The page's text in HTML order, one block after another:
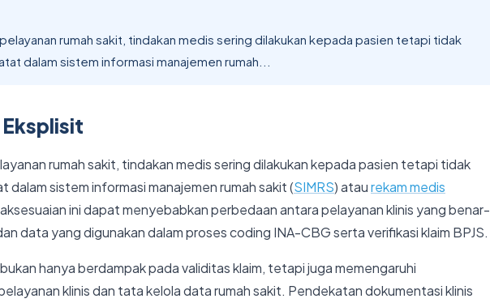
rumah sakit, tindakan medis sering dilakukan kepada pasien tetapi tidak
dalam sistem informasi manajemen rumah...
Eksplisit
rumah sakit, tindakan medis sering dilakukan kepada pasien tetapi tidak
dalam sistem informasi manajemen rumah sakit (SIMRS) ataurekam medis
ini dapat menyebabkan perbedaan antara pelayanan klinis yang benar-
data yang digunakan dalam proses coding INA-CBG serta verifikasi klaim BPJS.
hanya berdampak pada validitas klaim, tetapi juga memengaruhi
klinis dan tata kelola data rumah sakit. Pendekatan dokumentasi klinis